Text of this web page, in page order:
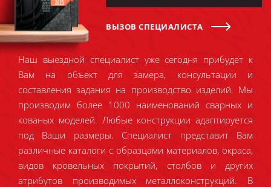
ВЫЗОВ СПЕЦИАЛИСТА
Наш выездной специалист уже сегодня прибудет к
Вам на объект для замера, консультации и
составления задания на производство изделий. Мы
производим более 1000 наименований сварных и
кованых моделей. Любые конструкции адаптируется
под Ваши размеры. Специалист представит Вам
различные каталоги с образцами материалов, окраса,
видов кровельных покрытий, столбов и других
атрибутов производимых металлоконструкций. В